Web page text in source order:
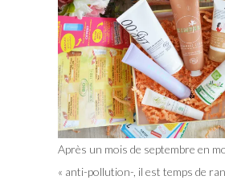
Après un mois de septembre en
« anti-pollution-, il est temps de